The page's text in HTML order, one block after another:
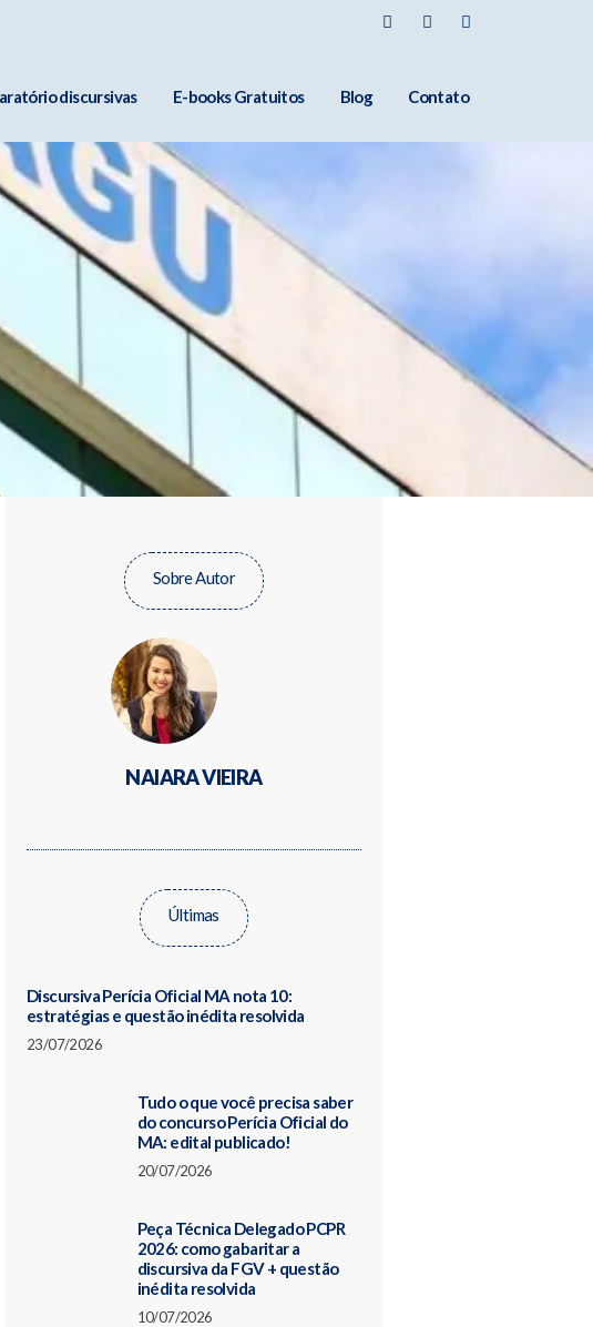
discursivas E-books Gratuitos Blog Contato
Sobre Autor
NAIARA VIEIRA
Últimas
Discursiva Perícia Oficial MA nota 10:
estratégias e questão inédita resolvida
23/07/2026
Tudo o que você precisa saber
do concurso Perícia Oficial do
MA: edital publicado!
20/07/2026
Peça Técnica Delegado PCPR
2026: como gabaritar a
discursiva da FGV + questão
inédita resolvida
10/07/2026